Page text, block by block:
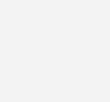
Mini für die
Die
Entwässerung über ein
DrainLift Mini3‑XS,